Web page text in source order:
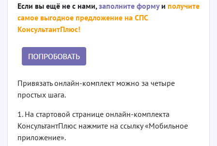
Если вы ещё не с нами, заполните формуи получите
самое выгодное предложение на СПС
КонсультантПлюс!
Привязать онлайн-комплект можно за четыре
простых шага.
1. На стартовой странице онлайн-комплекта
КонсультантПлюс нажмите на ссылку «Мобильное
приложение».